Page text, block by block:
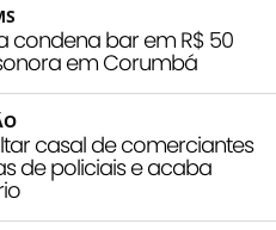
condena bar em R$ 50
em Corumbá
casal de comerciantes
de policiais e acaba